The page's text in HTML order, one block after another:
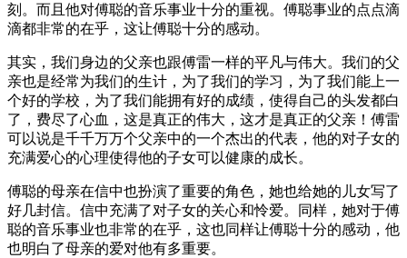
刻。而且他对傅聪的音乐事业十分的重视。傅聪事业的点点滴
滴都非常的在乎，这让傅聪十分的感动。
其实，我们身边的父亲也跟傅雷一样的平凡与伟大。我们的父
亲也是经常为我们的生计，为了我们的学习，为了我们能上一
个好的学校，为了我们能拥有好的成绩，使得自己的头发都白
了，费尽了心血，这是真正的伟大，这才是真正的父亲！傅雷
可以说是千千万万个父亲中的一个杰出的代表，他的对子女的
充满爱心的心理使得他的子女可以健康的成长。
傅聪的母亲在信中也扮演了重要的角色，她也给她的儿女写了
好几封信。信中充满了对子女的关心和怜爱。同样，她对于傅
聪的音乐事业也非常的在乎，这也同样让傅聪十分的感动，他
也明白了母亲的爱对他有多重要。